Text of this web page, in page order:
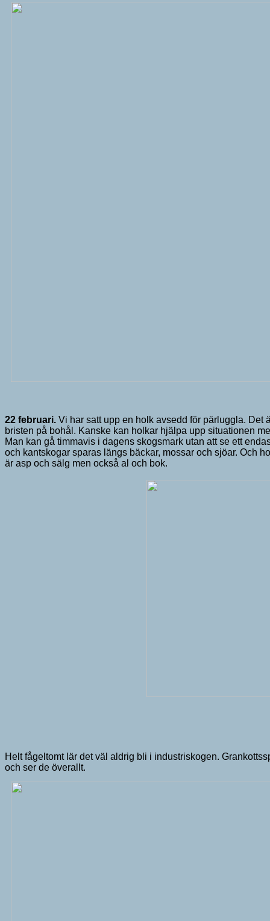
22 februari. Vi har satt upp en holk avsedd för pärluggla. Det
bristen på bohål. Kanske kan holkar hjälpa upp situationen
Man kan gå timmavis i dagens skogsmark utan att se ett
och kantskogar sparas längs bäckar, mossar och sjöar. Och
är asp och sälg men också al och bok.
Helt fågeltomt lär det väl aldrig bli i industriskogen.
och ser de överallt.